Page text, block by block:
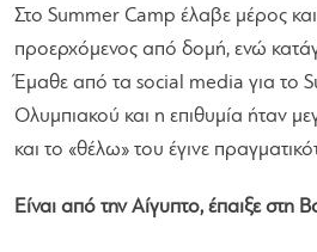
Στο Summer Camp έλαβε μέρος
προερχόμενος από δομή, ενώ
Έμαθε από τα social media για το
Ολυμπιακού και η επιθυμία ήταν
και το «θέλω» του έγινε
Είναι από την Αίγυπτο, έπαιξε στη